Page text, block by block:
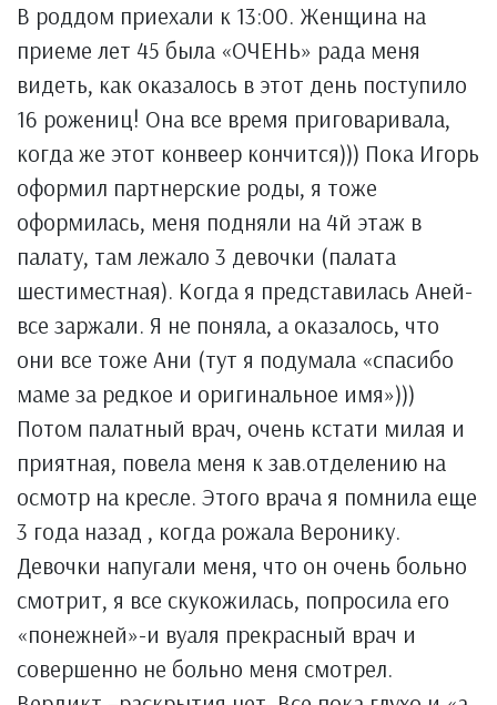
В роддом приехали к 13:00. Женщина на
приеме лет 45 была «ОЧЕНЬ» рада меня
видеть, как оказалось в этот день поступило
16 рожениц! Она все время приговаривала,
когда же этот конвеер кончится))) Пока Игорь
оформил партнерские роды, я тоже
оформилась, меня подняли на 4й этаж в
палату, там лежало 3 девочки (палата
шестиместная). Когда я представилась Аней-
все заржали. Я не поняла, а оказалось, что
они все тоже Ани (тут я подумала «спасибо
маме за редкое и оригинальное имя»)))
Потом палатный врач, очень кстати милая и
приятная, повела меня к зав.отделению на
осмотр на кресле. Этого врача я помнила еще
3 года назад , когда рожала Веронику.
Девочки напугали меня, что он очень больно
смотрит, я все скукожилась, попросила его
«понежней»-и вуаля прекрасный врач и
совершенно не больно меня смотрел.